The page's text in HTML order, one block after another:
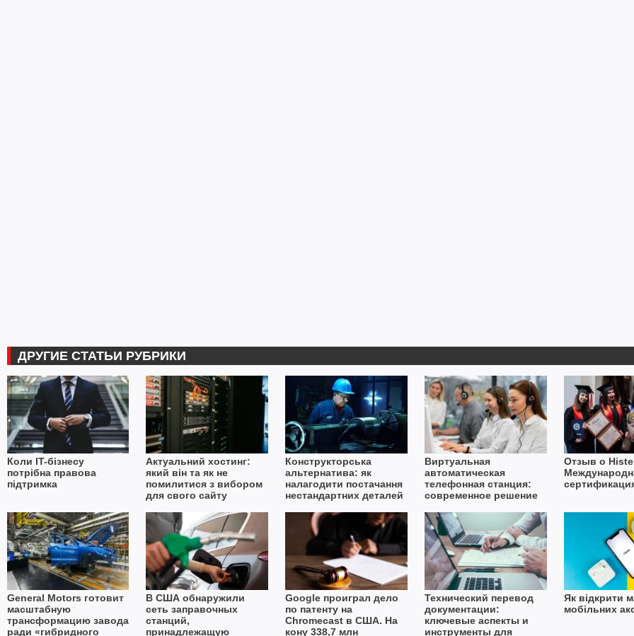
ДРУГИЕ СТАТЬИ РУБРИКИ
Коли IT-бізнесу
потрібна правова
підтримка
Актуальний хостинг:
який він та як не
помилитися з вибором
для свого сайту
Конструкторська
альтернатива: як
налагодити постачання
нестандартних деталей
імпорту
Виртуальная
автоматическая
телефонная станция:
современное решение
Отзыв о
General Motors готовит
масштабную
трансформацию завода
ради «гибридного
В США обнаружили
сеть заправочных
станций,
принадлежащую
Google проиграл дело
по патенту на
Chromecast в США. На
кону 338,7 млн
Технический перевод
документации:
ключевые аспекты и
инструменты для
Як відкрити
мобільних